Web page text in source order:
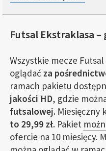
Futsal Ekstraklasa –
Wszystkie mecze
oglądać za
ramach pakietu
jakości HD, gdzie
futsalowej. Miesięczny
to 29,99 zł. Pakiet
ofercie na 10 miesięcy.